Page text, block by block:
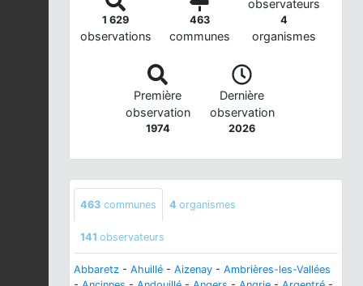
1 629
observations
463
communes
observateurs
4
organismes
Première
observation
1974
Dernière
observation
2026
463 communes 4 organismes
141 observateurs
Abbaretz - Ahuillé - Aizenay - Ambrières-les-Vallées